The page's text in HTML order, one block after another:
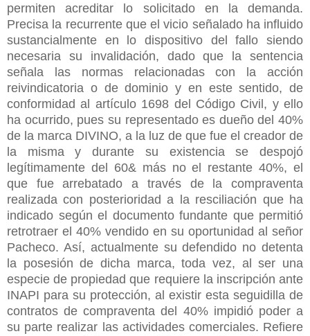
permiten acreditar lo solicitado en la demanda.
Precisa la recurrente que el vicio señalado ha influido
sustancialmente en lo dispositivo del fallo siendo
necesaria su invalidación, dado que la sentencia
señala las normas relacionadas con la acción
reivindicatoria o de dominio y en este sentido, de
conformidad al artículo 1698 del Código Civil, y ello
ha ocurrido, pues su representado es dueño del 40%
de la marca DIVINO, a la luz de que fue el creador de
la misma y durante su existencia se despojó
legítimamente del 60& más no el restante 40%, el
que fue arrebatado a través de la compraventa
realizada con posterioridad a la resciliación que ha
indicado según el documento fundante que permitió
retrotraer el 40% vendido en su oportunidad al señor
Pacheco. Así, actualmente su defendido no detenta
la posesión de dicha marca, toda vez, al ser una
especie de propiedad que requiere la inscripción ante
INAPI para su protección, al existir esta seguidilla de
contratos de compraventa del 40% impidió poder a
su parte realizar las actividades comerciales. Refiere